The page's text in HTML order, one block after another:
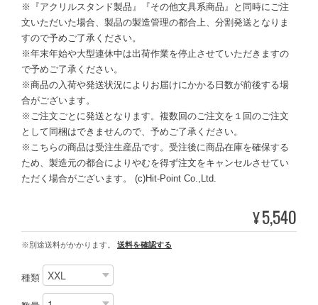
※『アクリルスタンド製品』『その他文具系商品』と同時にご注
文いただいた場合、製品の製造管理の都合上、分割発送となりま
すので予めご了承ください。
※年末年始や大型連休中は出荷作業を停止させていただきますの
で予めご了承ください。
※商品の入荷や発送状況によりお届けにかかる日数が前後する場
合がございます。
※ご注文ごとに発送となります。複数回のご注文を１回のご注文
として同梱はできませんので、予めご了承ください。
※こちらの商品は受注生産品です。受注後に商品在庫を確保する
ため、製造元の都合によりやむを得ず注文をキャンセルさせてい
ただく場合がございます。 (c)Hit-Point Co.,Ltd.
¥5,540
※別途送料がかかります。 送料を確認する
種類